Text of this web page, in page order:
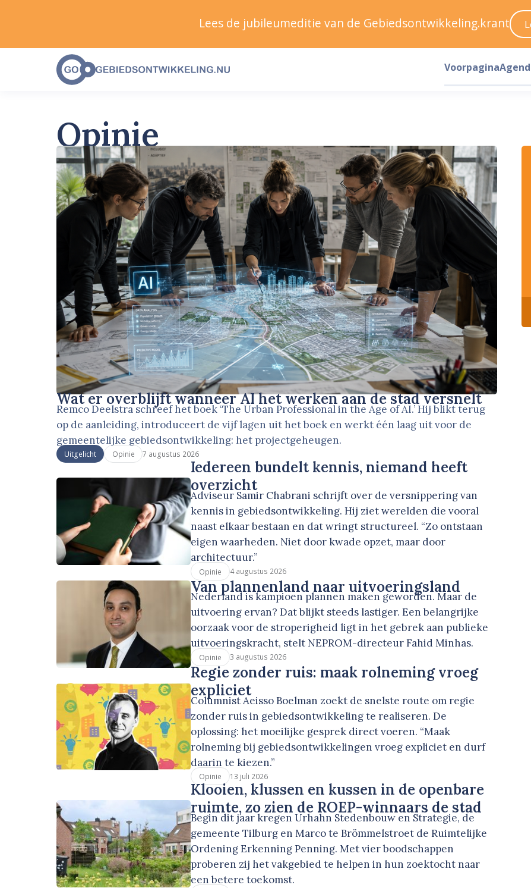
Opinie
Wat er overblijft wanneer AI het werken aan de stad versnelt
Remco Deelstra schreef het boek ‘The Urban Professional in the Age of AI.’ Hij blikt terug
op de aanleiding, introduceert de vijf lagen uit het boek en werkt één laag uit voor de
gemeentelijke gebiedsontwikkeling: het projectgeheugen.
Uitgelicht Opinie 7 augustus 2026
Iedereen bundelt kennis, niemand heeft
overzicht
Adviseur Samir Chabrani schrijft over de versnippering van
kennis in gebiedsontwikkeling. Hij ziet werelden die vooral
naast elkaar bestaan en dat wringt structureel. “Zo ontstaan
eigen waarheden. Niet door kwade opzet, maar door
architectuur.”
Opinie 4 augustus 2026
Van plannenland naar uitvoeringsland
Nederland is kampioen plannen maken geworden. Maar de
uitvoering ervan? Dat blijkt steeds lastiger. Een belangrijke
oorzaak voor de stroperigheid ligt in het gebrek aan publieke
uitvoeringskracht, stelt NEPROM-directeur Fahid Minhas.
Opinie 3 augustus 2026
Regie zonder ruis: maak rolneming vroeg
expliciet
Columnist Aeisso Boelman zoekt de snelste route om regie
zonder ruis in gebiedsontwikkeling te realiseren. De
oplossing: het moeilijke gesprek direct voeren. “Maak
rolneming bij gebiedsontwikkelingen vroeg expliciet en durf
daarin te kiezen.”
Opinie 13 juli 2026
Klooien, klussen en kussen in de openbare
ruimte, zo zien de ROEP-winnaars de stad
Begin dit jaar kregen Urhahn Stedenbouw en Strategie, de
gemeente Tilburg en Marco te Brömmelstroet de Ruimtelijke
Ordening Erkenning Penning. Met vier boodschappen
proberen zij het vakgebied te helpen in hun zoektocht naar
een betere toekomst.
Lees de jubileumeditie van de Gebiedsontwikkeling.krant
Voorpagina